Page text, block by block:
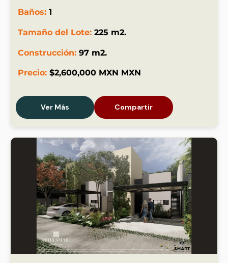
Baños: 1
Tamaño del Lote: 225 m2.
Construcción: 97 m2.
Precio: $2,600,000 MXN MXN
Ver Más Compartir